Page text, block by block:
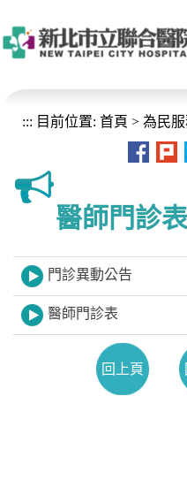
::: 目前位置: 首頁 > 為民
醫師門診表
門診異動公告
醫師門診表
回上頁